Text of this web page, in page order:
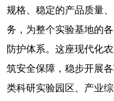
规格、稳定的产品质量
务，为整个实验基地的
防护体系。这座现代化
筑安全保障，稳步开展
类科研实验园区、产业